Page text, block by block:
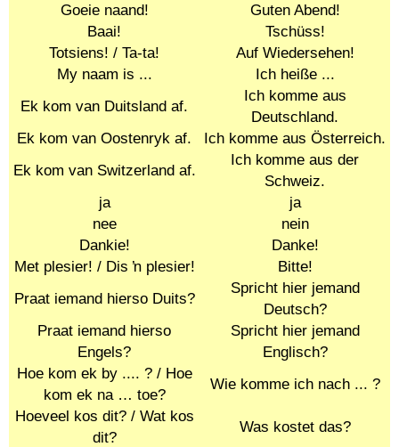
Goeie naand!
Guten Abend!
Baai!
Tschüss!
Totsiens! / Ta-ta!
Auf Wiedersehen!
My naam is ...
Ich heiße ...
Ek kom van Duitsland af.
Ich komme aus
Deutschland.
Ek kom van Oostenryk af.
Ich komme aus Österreich.
Ek kom van Switzerland af.
Ich komme aus der
Schweiz.
ja
ja
nee
nein
Dankie!
Danke!
Met plesier! / Dis ŉ plesier!
Bitte!
Praat iemand hierso Duits?
Spricht hier jemand
Deutsch?
Praat iemand hierso
Engels?
Spricht hier jemand
Englisch?
Hoe kom ek by .... ? / Hoe
kom ek na … toe?
Wie komme ich nach ... ?
Hoeveel kos dit? / Wat kos
dit?
Was kostet das?